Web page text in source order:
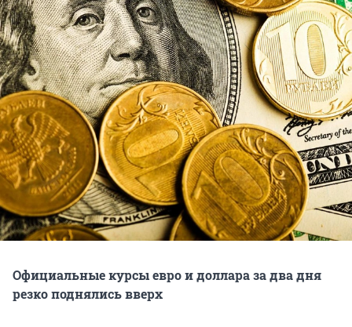
Официальные курсы евро и доллара за два дня
резко поднялись вверх